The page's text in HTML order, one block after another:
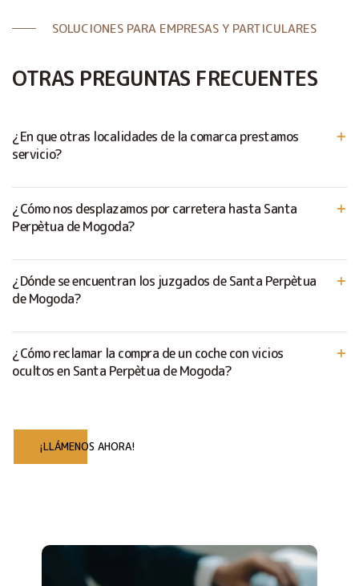
SOLUCIONES PARA EMPRESAS Y PARTICULARES
OTRAS PREGUNTAS FRECUENTES
¿En que otras localidades de la comarca prestamos
servicio?
¿Cómo nos desplazamos por carretera hasta Santa
Perpètua de Mogoda?
¿Dónde se encuentran los juzgados de Santa Perpètua
de Mogoda?
¿Cómo reclamar la compra de un coche con vicios
ocultos en Santa Perpètua de Mogoda?
¡LLÁMENOS AHORA!